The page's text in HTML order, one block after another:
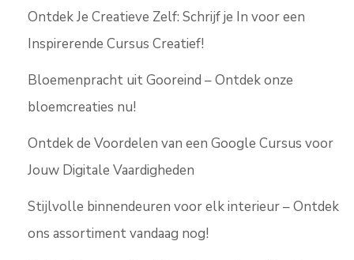
Ontdek Je Creatieve Zelf: Schrijf je In voor een
Inspirerende Cursus Creatief!
Bloemenpracht uit Gooreind – Ontdek onze
bloemcreaties nu!
Ontdek de Voordelen van een Google Cursus voor
Jouw Digitale Vaardigheden
Stijlvolle binnendeuren voor elk interieur – Ontdek
ons assortiment vandaag nog!